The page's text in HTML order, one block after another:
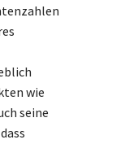
wie
seine